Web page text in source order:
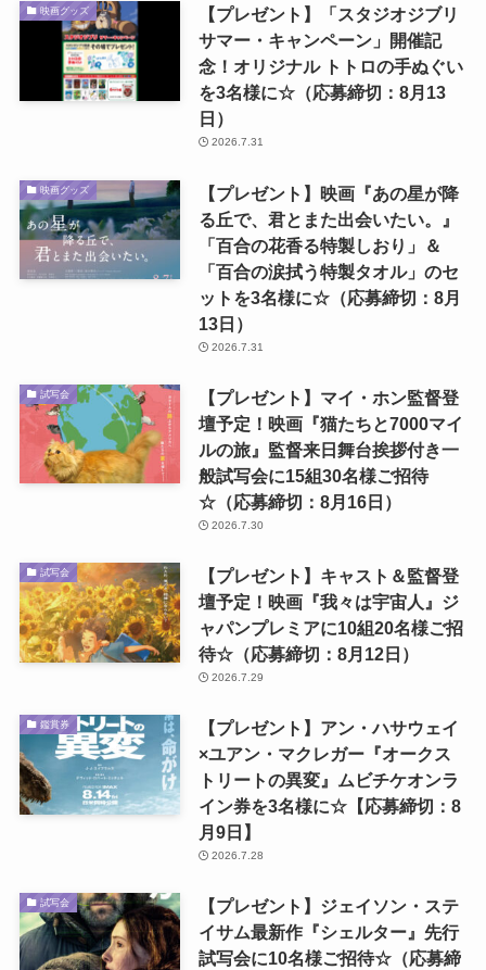
映画グッズ
【プレゼント】「スタジオジブリ
サマー・キャンペーン」開催記
念！オリジナル トトロの手ぬぐい
を3名様に☆（応募締切：8月13
日）
2026.7.31
映画グッズ
【プレゼント】映画『あの星が降
る丘で、君とまた出会いたい。』
「百合の花香る特製しおり」＆
「百合の涙拭う特製タオル」のセ
ットを3名様に☆（応募締切：8月
13日）
2026.7.31
試写会
【プレゼント】マイ・ホン監督登
壇予定！映画『猫たちと7000マイ
ルの旅』監督来日舞台挨拶付き一
般試写会に15組30名様ご招待
☆（応募締切：8月16日）
2026.7.30
試写会
【プレゼント】キャスト＆監督登
壇予定！映画『我々は宇宙人』ジ
ャパンプレミアに10組20名様ご招
待☆（応募締切：8月12日）
2026.7.29
鑑賞券
【プレゼント】アン・ハサウェイ
×ユアン・マクレガー『オークス
トリートの異変』ムビチケオンラ
イン券を3名様に☆【応募締切：8
月9日】
2026.7.28
試写会
【プレゼント】ジェイソン・ステ
イサム最新作『シェルター』先行
試写会に10名様ご招待☆（応募締